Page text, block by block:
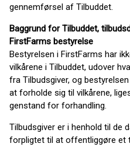
gennemførsel af Tilbuddet.
Baggrund for Tilbuddet,
FirstFarms bestyrelse
Bestyrelsen i FirstFarms har
vilkårene i Tilbuddet, udover
fra Tilbudsgiver, og
at forholde sig til vilkårene,
genstand for forhandling.
Tilbudsgiver er i henhold til de
forpligtet til at offentliggøre et